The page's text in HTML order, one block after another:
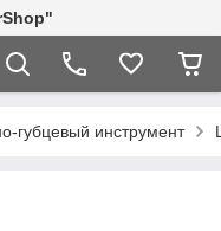
губцевый инструмент